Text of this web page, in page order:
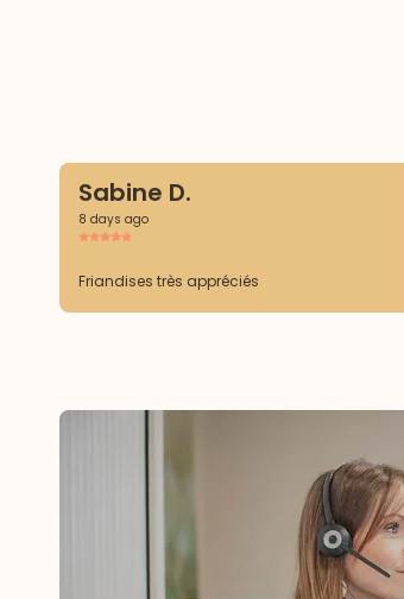
Sabine D.
8 days ago
Friandises très appréciés